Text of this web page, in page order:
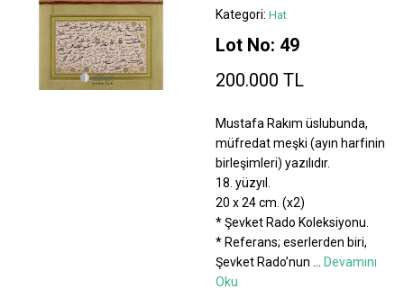
Kategori: Hat
Lot No: 49
200.000 TL
Mustafa Rakım üslubunda,
müfredat meşki (ayın harfinin
birleşimleri) yazılıdır.
18. yüzyıl.
20 x 24 cm. (x2)
* Şevket Rado Koleksiyonu.
* Referans; eserlerden biri,
Şevket Rado’nun
Devamını
Oku